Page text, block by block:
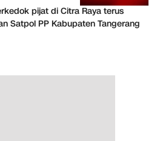
pijat di Citra Raya terus
Satpol PP Kabupaten Tangerang